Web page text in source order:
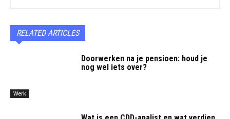
RELATED ARTICLES
Werk
Doorwerken na je pensioen: houd je
nog wel iets over?